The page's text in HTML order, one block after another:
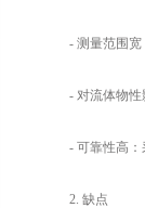
- 测量范围宽：
- 对流体物性影
- 可靠性高：采
2. 缺点